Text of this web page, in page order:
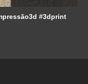
#3dprint